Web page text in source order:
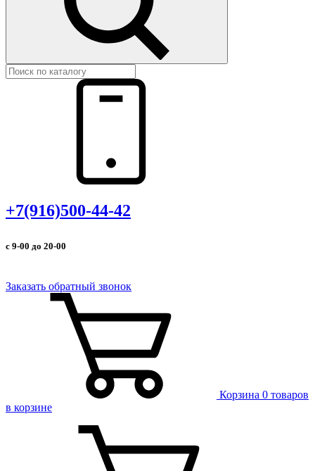
+7(916)500-44-42
с 9-00 до 20-00
Заказать обратный звонок
Корзина 0 товаров
в корзине